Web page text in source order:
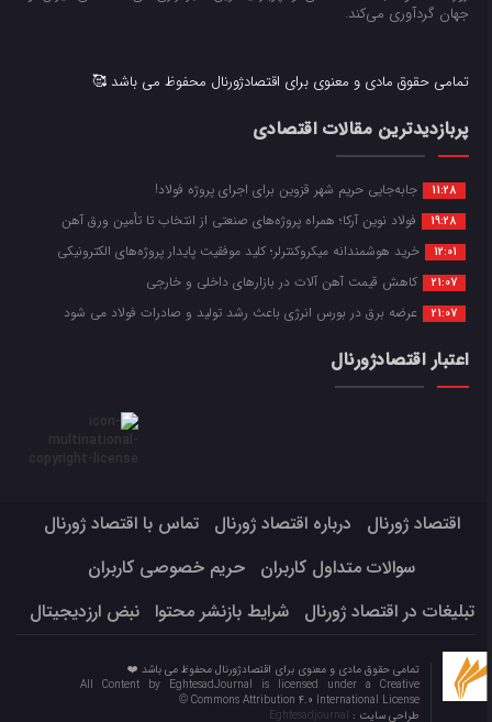
جهان گردآوری می‌کند.
تمامی حقوق مادی و معنوی برای اقتصادژورنال محفوظ می باشد 🥰
پربازدیدترین مقالات اقتصادی
11:28 جابه‌جایی حریم شهر قزوین برای اجرای پروژه فولاد!
19:28 فولاد نوین آرکا؛ همراه پروژه‌های صنعتی از انتخاب تا تأمین ورق آهن
12:01 خرید هوشمندانه میکروکنترلر؛ کلید موفقیت پایدار پروژه‌های الکترونیکی
21:07 کاهش قیمت آهن آلات در بازارهای داخلی و خارجی
21:07 عرضه برق در بورس انرژی باعث رشد تولید و صادرات فولاد می شود
اعتبار اقتصادژورنال
اقتصاد ژورنال درباره اقتصاد ژورنال
تماس با اقتصاد ژورنال
سوالات متداول کاربران
حریم خصوصی کاربران
تبلیغات در اقتصاد ژورنال
شرایط بازنشر محتوا نبض ارزدیجیتال
تمامی حقوق مادی و معنوی برای اقتصادژورنال محفوظ می باشد ❤️
All Content by EghtesadJournal is licensed under a Creative
Commons Attribution 4.0 International License ©️
طراحی سایت :